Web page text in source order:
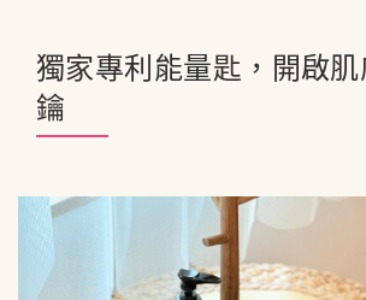
獨家專利能量匙，開啟肌
鑰